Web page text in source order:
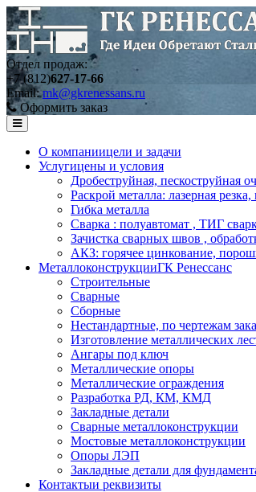
Отдел продаж:
+7 (812)627-17-66
Email:mk@gkrenessans.ru
Оформить заказ
О компаниицели и задачи
Услугицены и условия
Дробеструйная, пескоструйная
Раскрой металла: лазерная
Гибка металла
Сварка : полуавтомат , ТИГ
Зачистка сварных швов ,
АКЗ: горячее цинкование,
МеталлоконструкцииГК Ренессанс
Строительные
Сварные
Сборные
Нестандартные, по чертежам
Изготовление металлических
Ангары под ключ
Металлические опоры
Металлические ограждения
Разработка РД, КМ, КМД
Закладные детали
Сварные металлоконструкции
Мостовые металлоконструкции
Опоры ЛЭП
Закладные детали для
Контактыи реквизиты